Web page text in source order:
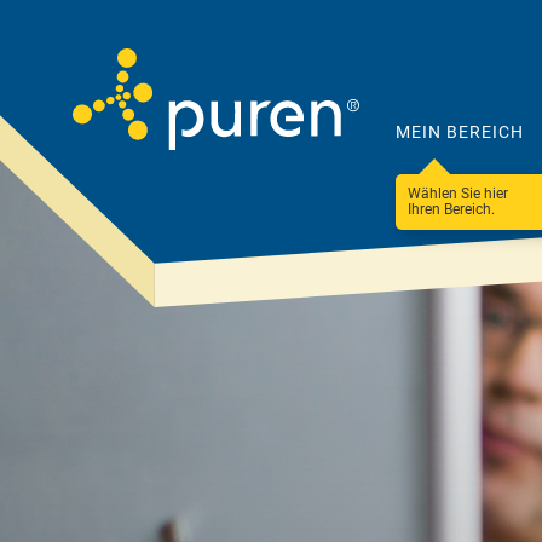
MEIN BEREICH
Wählen Sie hier
Ihren Bereich.
Darum
Nachhaltigkeit &
Produkte
Lösungen